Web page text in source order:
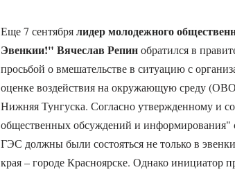
Еще 7 сентябрялидер молодежного
Эвенкии!" Вячеслав Репинобратился в
просьбой о вмешательстве в ситуацию с
оценке воздействия на окружающую среду
Нижняя Тунгуска. Согласно утвержденному и
общественных обсуждений и
ГЭС должны были состояться не только в
края – городе Красноярске. Однако инициатор